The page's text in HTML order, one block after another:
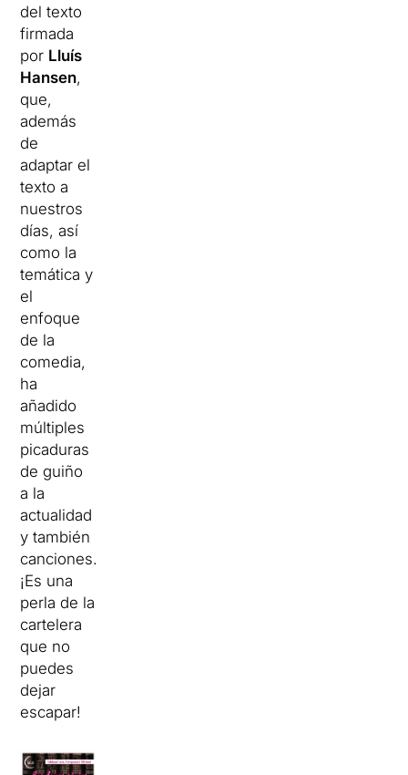
del texto
firmada
por Lluís
Hansen,
que,
además
de
adaptar el
texto a
nuestros
días, así
como la
temática y
el
enfoque
de la
comedia,
ha
añadido
múltiples
picaduras
de guiño
a la
actualidad
y también
canciones.
¡Es una
perla de la
cartelera
que no
puedes
dejar
escapar!